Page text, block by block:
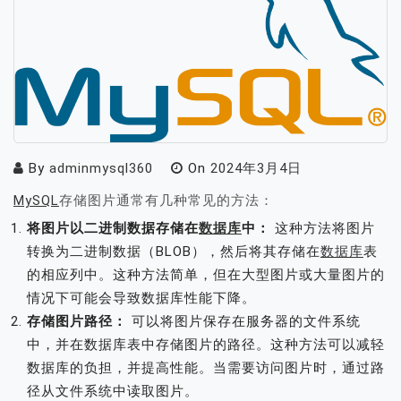
By adminmysql360 On 2024年3月4日
MySQL存储图片通常有几种常见的方法：
将图片以二进制数据存储在数据库中：
这种方法将图片
转换为二进制数据（BLOB），然后将其存储在数据库表
的相应列中。这种方法简单，但在大型图片或大量图片的
情况下可能会导致数据库性能下降。
存储图片路径：
可以将图片保存在服务器的文件系统
中，并在数据库表中存储图片的路径。这种方法可以减轻
数据库的负担，并提高性能。当需要访问图片时，通过路
径从文件系统中读取图片。